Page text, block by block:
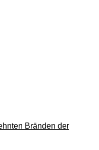
Bränden der